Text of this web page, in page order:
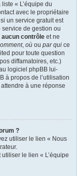
« L’équipe du
avec le propriétaire
un service gratuit est
service de gestion ou
aucun contrôle et ne
, où ou par qui ce
pour toute question
diffamatoires, etc.)
logiciel phpBB lui-
à propos de l’utilisation
à une réponse
?
utiliser le lien « Nous
le lien « L’équipe